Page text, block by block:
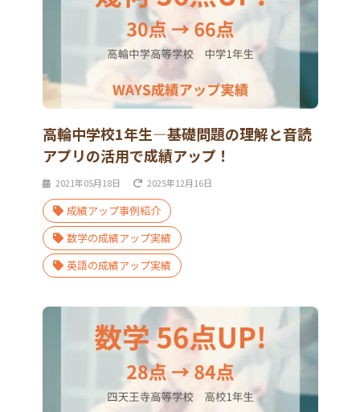
高輪中学校1年生―基礎問題の理解と音読
アプリの活用で成績アップ！
2021年05月18日 2025年12月16日
成績アップ事例紹介
数学の成績アップ実績
英語の成績アップ実績